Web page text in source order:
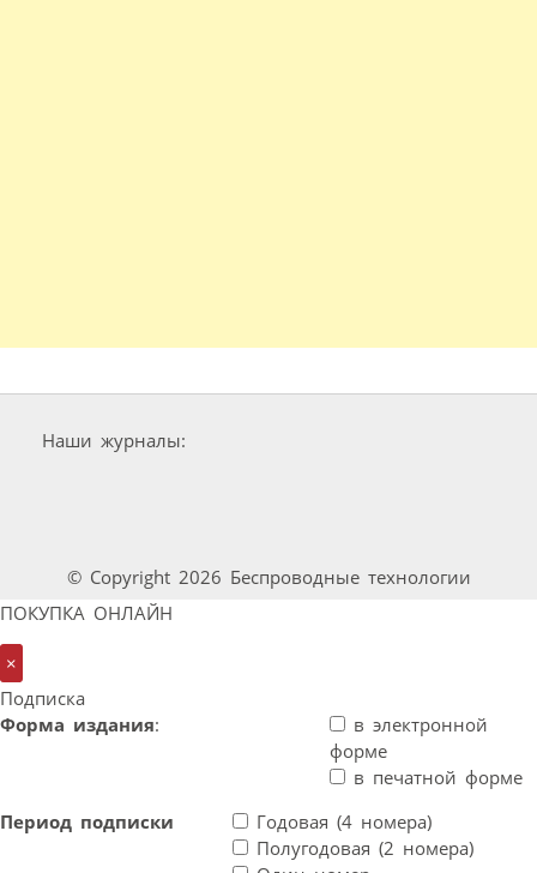
Наши журналы:
© Copyright 2026 Беспроводные технологии
ПОКУПКА ОНЛАЙН
×
Подписка
Форма издания:
в электронной
форме
в печатной форме
Период подписки
Годовая (4 номера)
Полугодовая (2 номера)